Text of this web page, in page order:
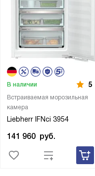
Встраиваемая морозильная
камера
Liebherr IFNci 3954
В наличии 5
141 960 руб.